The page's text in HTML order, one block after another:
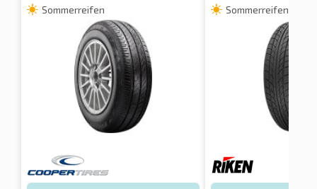
Sommerreifen Sommerreifen